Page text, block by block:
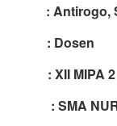
: Dosen
MIPA 2
: SMA